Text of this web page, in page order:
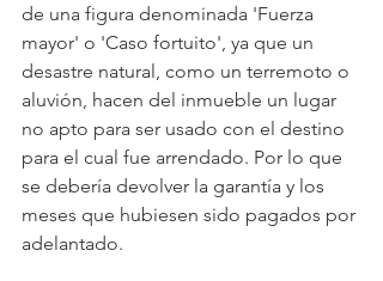
de una figura denominada 'Fuerza
mayor' o 'Caso fortuito', ya que un
desastre natural, como un terremoto o
aluvión, hacen del inmueble un lugar
no apto para ser usado con el destino
para el cual fue arrendado. Por lo que
se debería devolver la garantía y los
meses que hubiesen sido pagados por
adelantado.